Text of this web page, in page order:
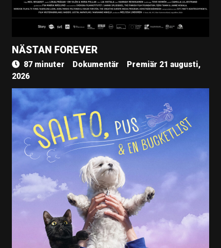
NÄSTAN FOREVER
87 minuter Dokumentär
Premiär 21 augusti,
2026